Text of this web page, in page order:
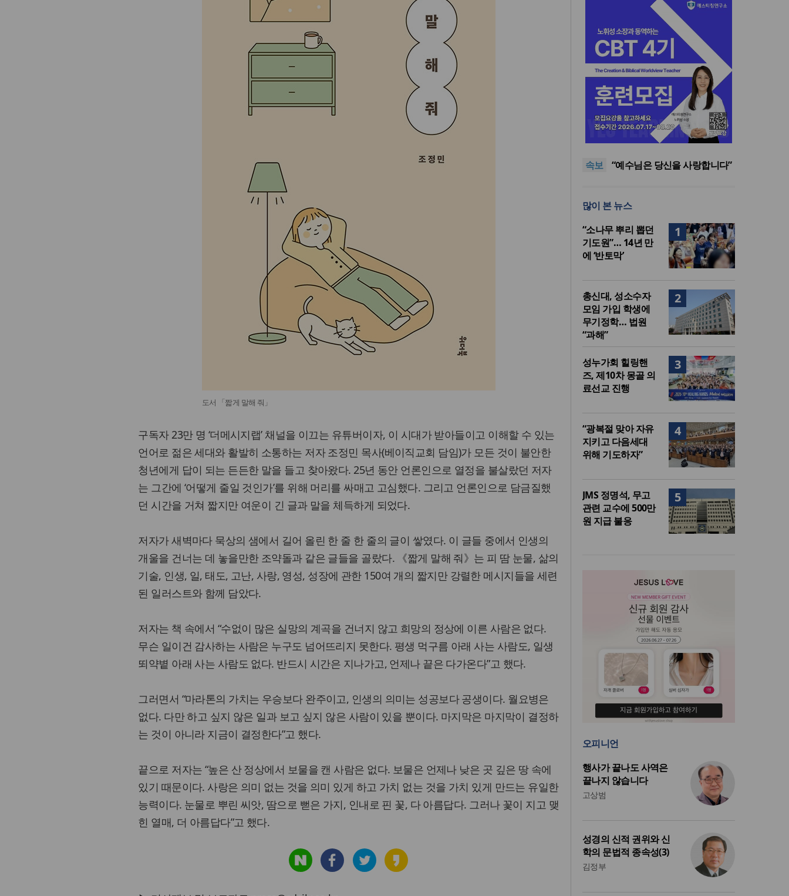
도서 「짧게 말해 줘」
구독자 23만 명 ‘더메시지랩’ 채널을 이끄는 유튜버이자, 이 시대가 받아들이고 이해할 수 있는
언어로 젊은 세대와 활발히 소통하는 저자 조정민 목사(베이직교회 담임)가 모든 것이 불안한
청년에게 답이 되는 든든한 말을 들고 찾아왔다. 25년 동안 언론인으로 열정을 불살랐던 저자
는 그간에 ‘어떻게 줄일 것인가’를 위해 머리를 싸매고 고심했다. 그리고 언론인으로 담금질했
던 시간을 거쳐 짧지만 여운이 긴 글과 말을 체득하게 되었다.
저자가 새벽마다 묵상의 샘에서 길어 올린 한 줄 한 줄의 글이 쌓였다. 이 글들 중에서 인생의
개울을 건너는 데 놓을만한 조약돌과 같은 글들을 골랐다. 《짧게 말해 줘》는 피 땀 눈물, 삶의
기술, 인생, 일, 태도, 고난, 사랑, 영성, 성장에 관한 150여 개의 짧지만 강렬한 메시지들을 세련
된 일러스트와 함께 담았다.
저자는 책 속에서 “수없이 많은 실망의 계곡을 건너지 않고 희망의 정상에 이른 사람은 없다.
무슨 일이건 감사하는 사람은 누구도 넘어뜨리지 못한다. 평생 먹구름 아래 사는 사람도, 일생
뙤약볕 아래 사는 사람도 없다. 반드시 시간은 지나가고, 언제나 끝은 다가온다”고 했다.
그러면서 “마라톤의 가치는 우승보다 완주이고, 인생의 의미는 성공보다 공생이다. 월요병은
없다. 다만 하고 싶지 않은 일과 보고 싶지 않은 사람이 있을 뿐이다. 마지막은 마지막이 결정하
는 것이 아니라 지금이 결정한다”고 했다.
끝으로 저자는 “높은 산 정상에서 보물을 캔 사람은 없다. 보물은 언제나 낮은 곳 깊은 땅 속에
있기 때문이다. 사랑은 의미 없는 것을 의미 있게 하고 가치 없는 것을 가치 있게 만드는 유일한
능력이다. 눈물로 뿌린 씨앗, 땀으로 뻗은 가지, 인내로 핀 꽃, 다 아름답다. 그러나 꽃이 지고 맺
힌 열매, 더 아름답다”고 했다.
속보
원수를 향한 예수님의 기도: 값
싼 용서를 넘어선 진정한 치유
성누가회 힐링핸즈, 제10차 몽
정시민조례’ 제정 제안
“예수님은 당신을 사랑합니다”
싼 용서를 넘어선 진정한 치유
성누가회 힐링핸즈, 제10차 몽
골 의료선교 진행
많이 본 뉴스
1
“소나무 뿌리 뽑던
기도원”… 14년 만
에 ‘반토막’
2
총신대, 성소수자
모임 가입 학생에
무기정학… 법원
“과해”
3
성누가회 힐링핸
즈, 제10차 몽골 의
료선교 진행
4
“광복절 맞아 자유
지키고 다음세대
위해 기도하자”
5
JMS 정명석, 무고
관련 교수에 500만
원 지급 불응
오피니언
행사가 끝나도 사역은
끝나지 않습니다
고상범
성경의 신적 권위와 신
학의 문법적 종속성(3)
김정부